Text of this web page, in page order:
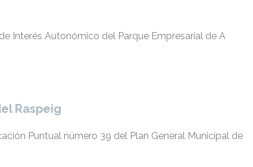
Interés Autonómico del Parque Empresarial de A
Raspeig
Puntual número 39 del Plan General Municipal de